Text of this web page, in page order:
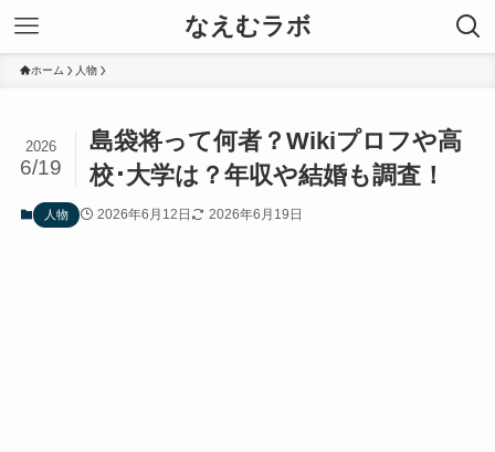
なえむラボ
ホーム 人物
島袋将って何者？Wikiプロフや高
校･大学は？年収や結婚も調査！
2026
6/19
人物 2026年6月12日 2026年6月19日